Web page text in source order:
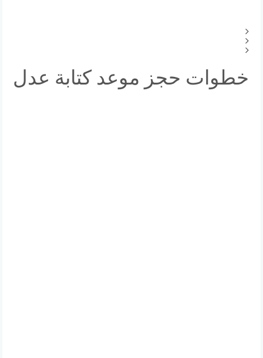
خطوات حجز موعد كتابة عدل